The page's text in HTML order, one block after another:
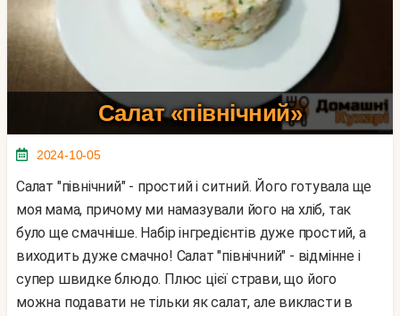
Салат «північний»
2024-10-05
Салат "північний" - простий і ситний. Його готувала ще
моя мама, причому ми намазували його на хліб, так
було ще смачніше. Набір інгредієнтів дуже простий, а
виходить дуже смачно! Салат "північний" - відмінне і
супер швидке блюдо. Плюс цієї страви, що його
можна подавати не тільки як салат, але викласти в